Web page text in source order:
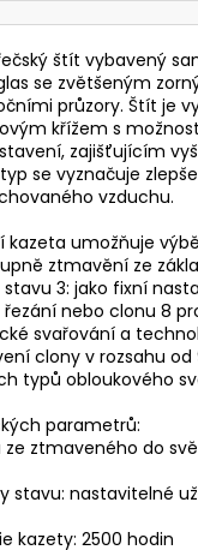
štít vybavený
se zvětšeným
průzory. Štít je
křížem s
zajišťujícím
se vyznačuje
vzduchu.
umožňuje
ztmavění ze
3: jako fixní
nebo clonu 8
svařování a
clony v rozsahu od
typů obloukového
parametrů:
ztmaveného do
stavu: nastavitelné
kazety: 2500 hodin